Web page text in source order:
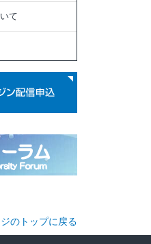
て
のトップに戻る